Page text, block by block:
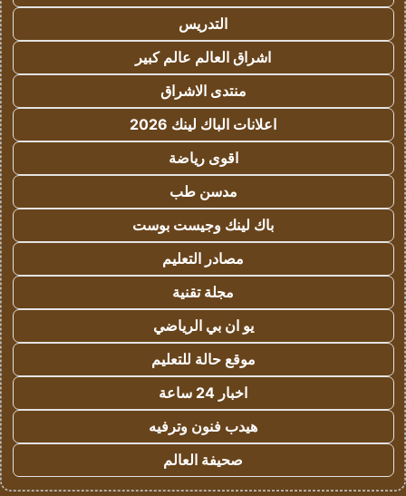
التدريس
اشراق العالم عالم كبير
منتدى الاشراق
اعلانات الباك لينك 2026
اقوى رياضة
مدسن طب
باك لينك وجيست بوست
مصادر التعليم
مجلة تقنية
يو ان بي الرياضي
موقع حالة للتعليم
اخبار 24 ساعة
هيدب فنون وترفيه
صحيفة العالم